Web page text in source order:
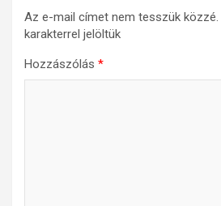
Az e-mail címet nem tesszük közzé.
karakterrel jelöltük
Hozzászólás *